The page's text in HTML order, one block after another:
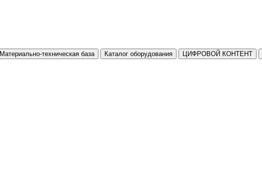
Материально-техническая база Каталог оборудования ЦИФРОВОЙ КОНТЕНТ